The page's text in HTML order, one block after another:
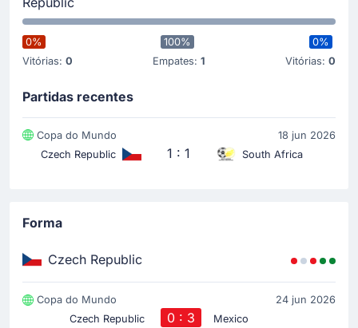
0%
Vitórias: 0
100%
Empates: 1
0%
Vitórias: 0
Partidas recentes
Copa do Mundo
18 jun 2026
Czech Republic
1 : 1 South Africa
Forma
Czech Republic
Copa do Mundo
24 jun 2026
Czech Republic
0 : 3 Mexico